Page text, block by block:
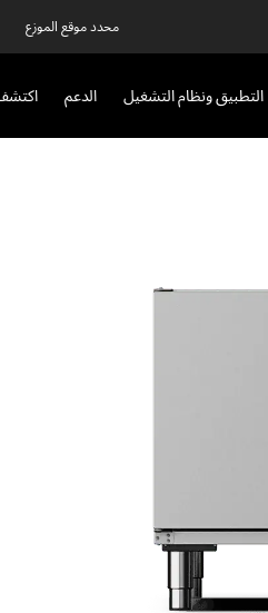
محدد موقع الموزع
التطبيق ونظام التشغيل الدعم